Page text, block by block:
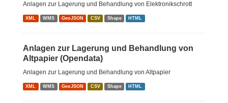
Anlagen zur Lagerung und Behandlung von Elektronikschrott
XML WMS GeoJSON CSV Shape HTML
Anlagen zur Lagerung und Behandlung von
Altpapier (Opendata)
Anlagen zur Lagerung und Behandlung von Altpapier
XML WMS GeoJSON CSV Shape HTML